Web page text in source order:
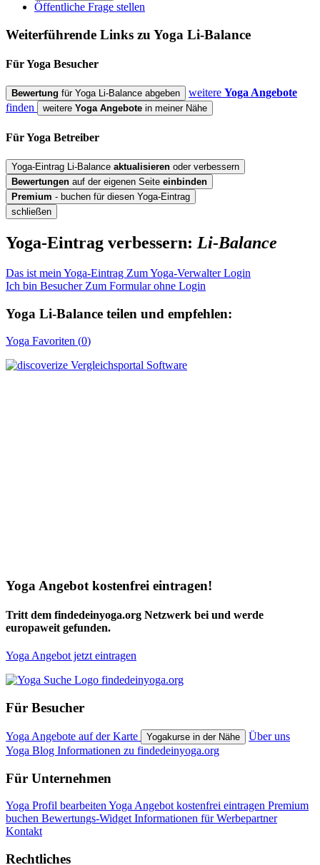
Öffentliche Frage stellen
Weiterführende Links zu Yoga Li-Balance
Für Yoga Besucher
Bewertung für Yoga Li-Balance abgeben weitere Yoga Angebote
finden
weitere Yoga Angebote in meiner Nähe
Für Yoga Betreiber
Yoga-Eintrag Li-Balance aktualisieren oder verbessern
Bewertungen auf der eigenen Seite einbinden
Premium - buchen für diesen Yoga-Eintrag
schließen
Yoga-Eintrag verbessern: Li-Balance
Das ist mein Yoga-Eintrag Zum Yoga-Verwalter Login
Ich bin Besucher Zum Formular ohne Login
Yoga Li-Balance teilen und empfehlen:
Yoga Favoriten (0)
Yoga Angebot kostenfrei eintragen!
Tritt dem findedeinyoga.org Netzwerk bei und werde
europaweit gefunden.
Yoga Angebot jetzt eintragen
Für Besucher
Yoga Angebote auf der Karte Yogakurse in der Nähe
Über uns
Yoga Blog Informationen zu findedeinyoga.org
Für Unternehmen
Yoga Profil bearbeiten Yoga Angebot kostenfrei eintragen Premium
buchen Bewertungs-Widget Informationen für Werbepartner
Kontakt
Rechtliches